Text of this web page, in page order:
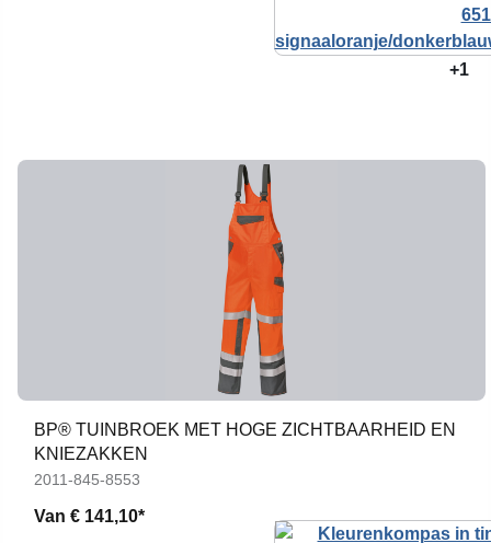
+1
BP® TUINBROEK MET HOGE ZICHTBAARHEID EN
KNIEZAKKEN
2011-845-8553
Van € 141,10*